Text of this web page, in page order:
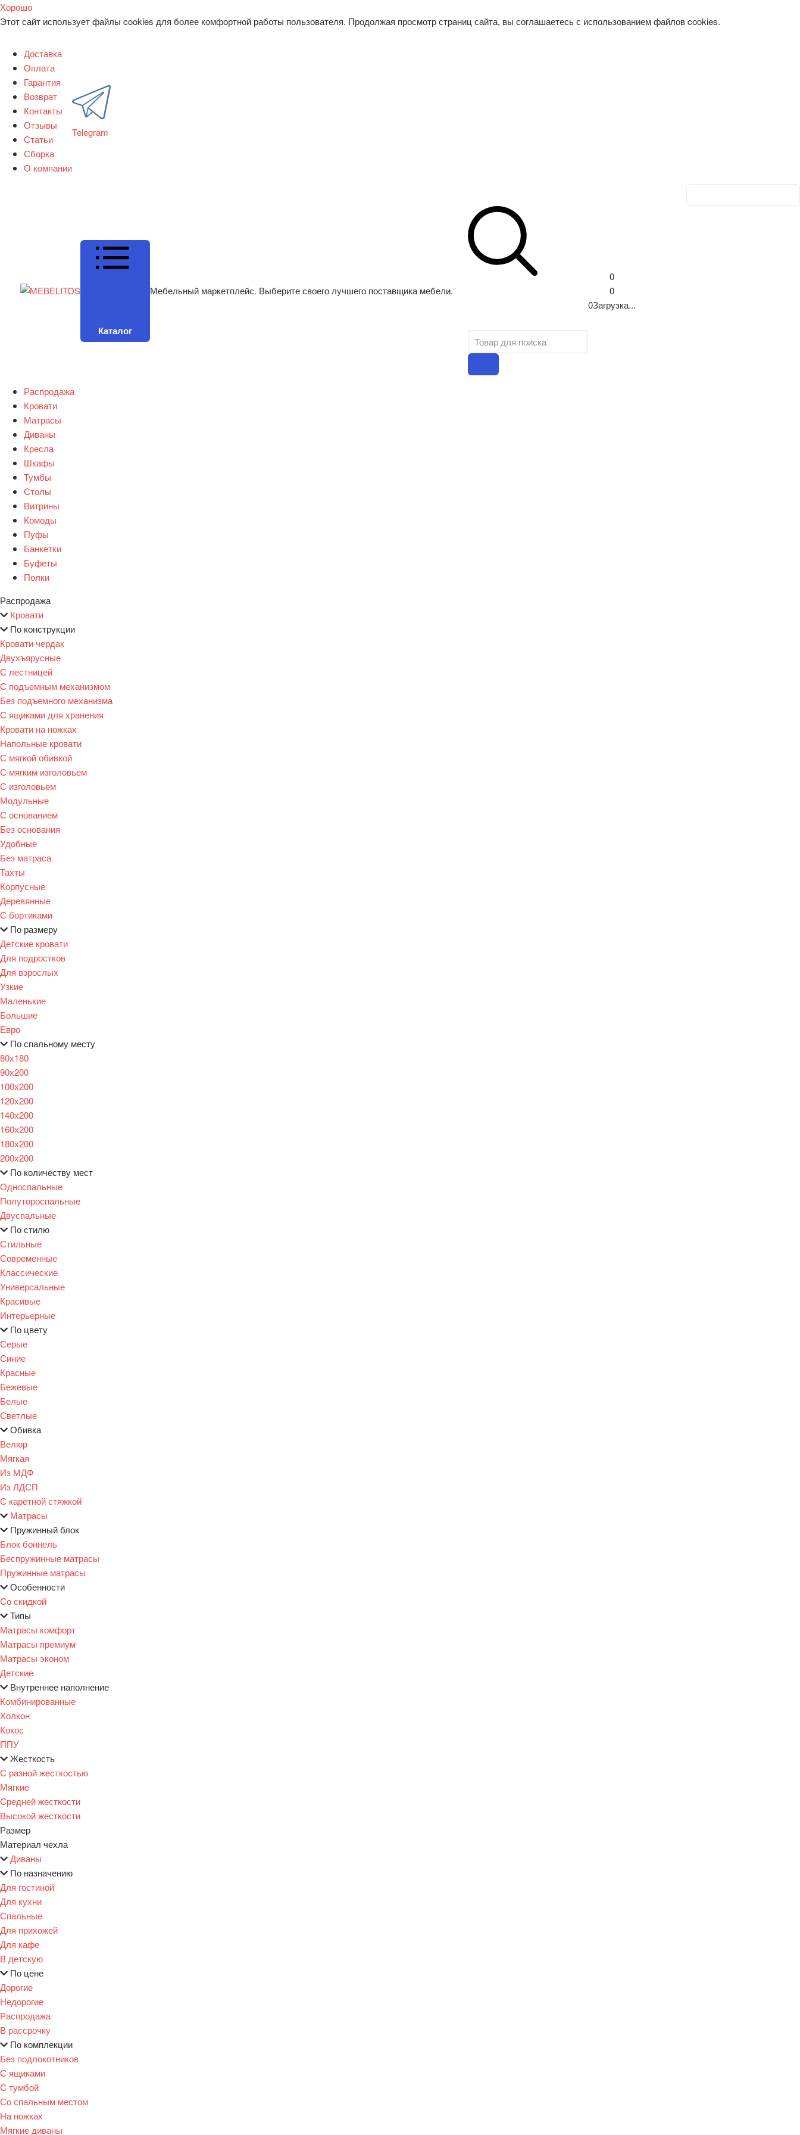
Хорошо
Этот сайт использует файлы cookies для более комфортной работы пользователя. Продолжая просмотр страниц сайта, вы соглашаетесь с использованием файлов cookies.
Доставка
Оплата
Гарантия
Возврат
Контакты
Отзывы
Статьи
Сборка
О компании
Telegram
Каталог
Мебельный маркетплейс. Выберите своего лучшего поставщика мебели.
0
0
0Загрузка...
Распродажа
Кровати
Матрасы
Диваны
Кресла
Шкафы
Тумбы
Столы
Витрины
Комоды
Пуфы
Банкетки
Буфеты
Полки
Распродажа
Кровати
По конструкции
Кровати чердак
Двухъярусные
С лестницей
С подъемным механизмом
Без подъемного механизма
С ящиками для хранения
Кровати на ножках
Напольные кровати
С мягкой обивкой
С мягким изголовьем
С изголовьем
Модульные
С основанием
Без основания
Удобные
Без матраса
Тахты
Корпусные
Деревянные
С бортиками
По размеру
Детские кровати
Для подростков
Для взрослых
Узкие
Маленькие
Большие
Евро
По спальному месту
80х180
90х200
100х200
120x200
140х200
160х200
180х200
200х200
По количеству мест
Односпальные
Полутороспальные
Двуспальные
По стилю
Стильные
Современные
Классические
Универсальные
Красивые
Интерьерные
По цвету
Серые
Синие
Красные
Бежевые
Белые
Светлые
Обивка
Велюр
Мягкая
Из МДФ
Из ЛДСП
С каретной стяжкой
Матрасы
Пружинный блок
Блок боннель
Беспружинные матрасы
Пружинные матрасы
Особенности
Со скидкой
Типы
Матрасы комфорт
Матрасы премиум
Матрасы эконом
Детские
Внутреннее наполнение
Комбинированные
Холкон
Кокос
ППУ
Жесткость
С разной жесткостью
Мягкие
Средней жесткости
Высокой жесткости
Размер
Материал чехла
Диваны
По назначению
Для гостиной
Для кухни
Спальные
Для прихожей
Для кафе
В детскую
По цене
Дорогие
Недорогие
Распродажа
В рассрочку
По комплекции
Без подлокотников
С ящиками
С тумбой
Со спальным местом
На ножках
Мягкие диваны